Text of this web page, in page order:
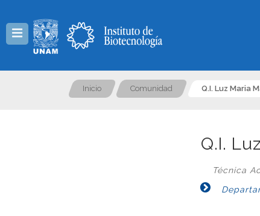
Inicio Comunidad Q.I. Luz Maria
Q.I.
Técnica